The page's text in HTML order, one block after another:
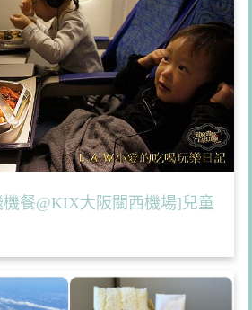
餐@KIX大阪關西機場]兒童